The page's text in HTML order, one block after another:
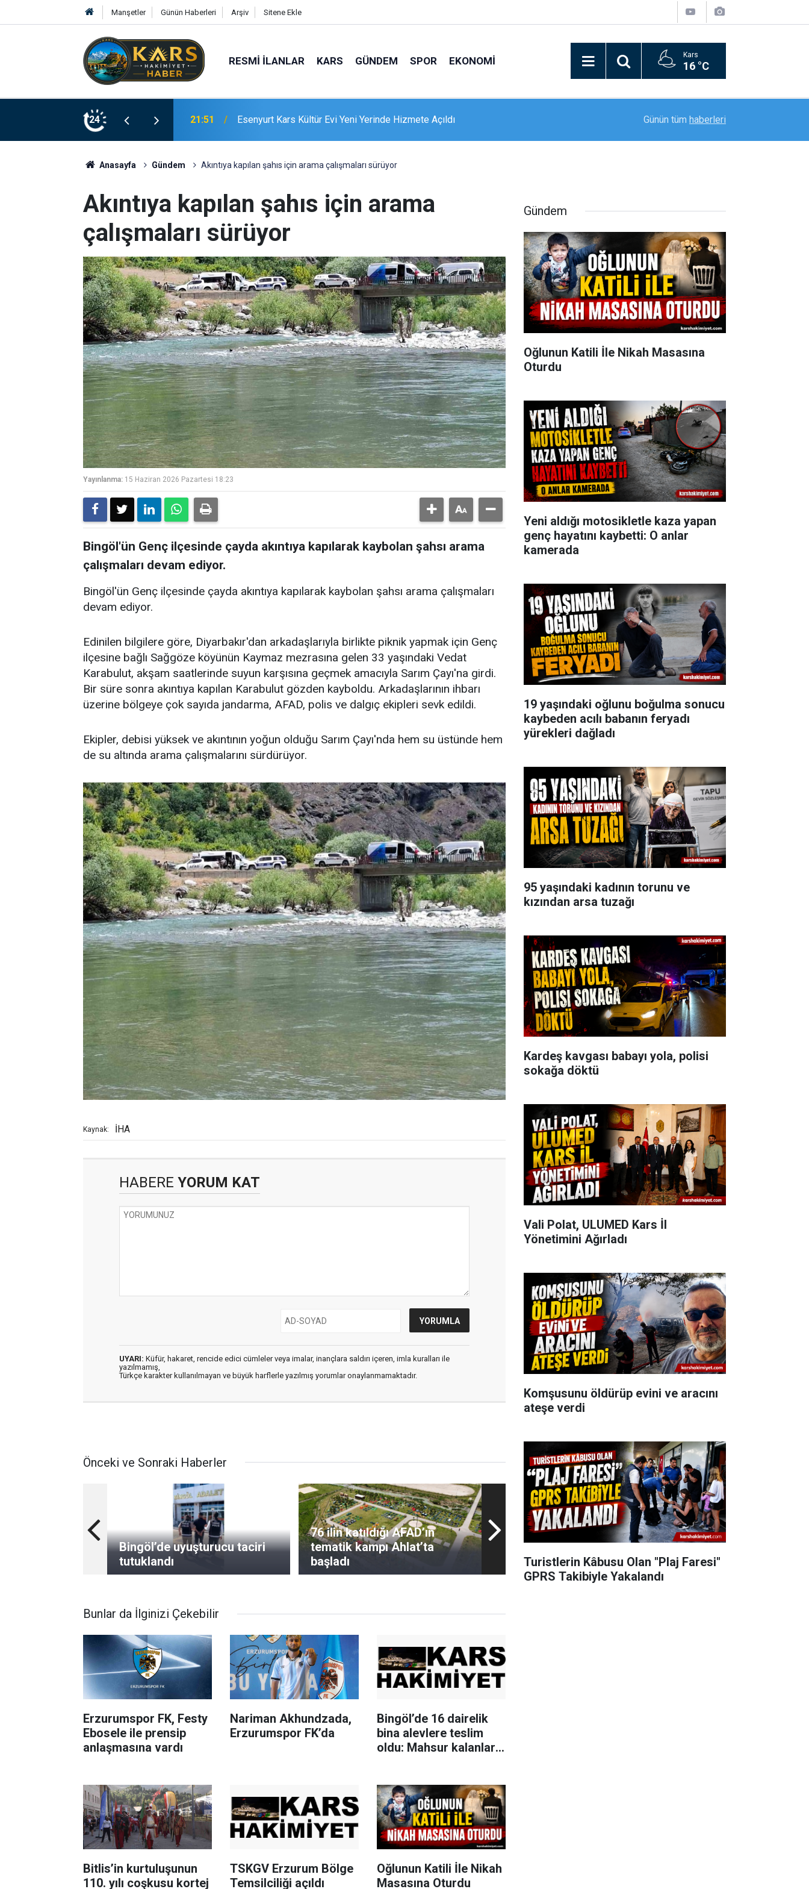
Manşetler Günün Haberleri Arşiv Sitene Ekle
RESMI İLANLAR KARS GÜNDEM SPOR EKONOMI Kars
16 °C
24
Hizmete Açıldı 21:19
merdivenle kurtardı
Bitlis’in kurtuluşunun 110. yılı coşkusu kortej
Günün tüm haberleri
Anasayfa Gündem Akıntıya kapılan şahıs için arama çalışmaları sürüyor
Akıntıya kapılan şahıs için arama
çalışmaları sürüyor
Yayınlanma: 15 Haziran 2026 Pazartesi 18:23
Bingöl'ün Genç ilçesinde çayda akıntıya kapılarak kaybolan şahsı arama
çalışmaları devam ediyor.
Bingöl'ün Genç ilçesinde çayda akıntıya kapılarak kaybolan şahsı arama çalışmaları
devam ediyor.
Edinilen bilgilere göre, Diyarbakır'dan arkadaşlarıyla birlikte piknik yapmak için Genç
ilçesine bağlı Sağgöze köyünün Kaymaz mezrasına gelen 33 yaşındaki Vedat
Karabulut, akşam saatlerinde suyun karşısına geçmek amacıyla Sarım Çayı'na girdi.
Bir süre sonra akıntıya kapılan Karabulut gözden kayboldu. Arkadaşlarının ihbarı
üzerine bölgeye çok sayıda jandarma, AFAD, polis ve dalgıç ekipleri sevk edildi.
Ekipler, debisi yüksek ve akıntının yoğun olduğu Sarım Çayı'nda hem su üstünde hem
de su altında arama çalışmalarını sürdürüyor.
Kaynak: İHA
HABERE YORUM KAT
UYARI: Küfür, hakaret, rencide edici cümleler veya imalar, inançlara saldırı içeren, imla kuralları ile
yazılmamış,
Türkçe karakter kullanılmayan ve büyük harflerle yazılmış yorumlar onaylanmamaktadır.
Önceki ve Sonraki Haberler
Bingöl’de uyuşturucu taciri
tutuklandı
76 ilin katıldığı AFAD’ın
tematik kampı Ahlat’ta
başladı
Bunlar da İlginizi Çekebilir
Erzurumspor FK, Festy
Ebosele ile prensip
anlaşmasına vardı
Nariman Akhundzada,
Erzurumspor FK’da
Bingöl’de 16 dairelik
bina alevlere teslim
oldu: Mahsur kalanları
Bitlis’in kurtuluşunun
110. yılı coşkusu kortej
TSKGV Erzurum Bölge
Temsilciliği açıldı
Oğlunun Katili İle Nikah
Masasına Oturdu
Gündem
Oğlunun Katili İle Nikah Masasına
Oturdu
Yeni aldığı motosikletle kaza yapan
genç hayatını kaybetti: O anlar
kamerada
19 yaşındaki oğlunu boğulma sonucu
kaybeden acılı babanın feryadı
yürekleri dağladı
95 yaşındaki kadının torunu ve
kızından arsa tuzağı
Kardeş kavgası babayı yola, polisi
sokağa döktü
Vali Polat, ULUMED Kars İl
Yönetimini Ağırladı
Komşusunu öldürüp evini ve aracını
ateşe verdi
Turistlerin Kâbusu Olan "Plaj Faresi"
GPRS Takibiyle Yakalandı